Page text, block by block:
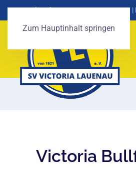
Zum Hauptinhalt springen
SV Victoria Lauenau von 1921 e. V. |
Victoria